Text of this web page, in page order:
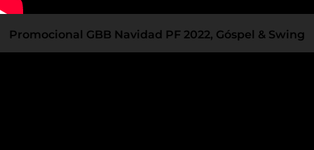
Promocional GBB Navidad PF 2022, Góspel & Swing